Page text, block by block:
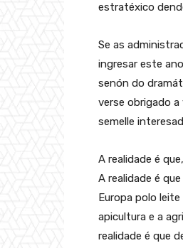
estratéxico
Se as
ingresar este
senón do
verse obrigado
semelle
A realidade é
A realidade é
Europa polo
apicultura e a
realidade é que